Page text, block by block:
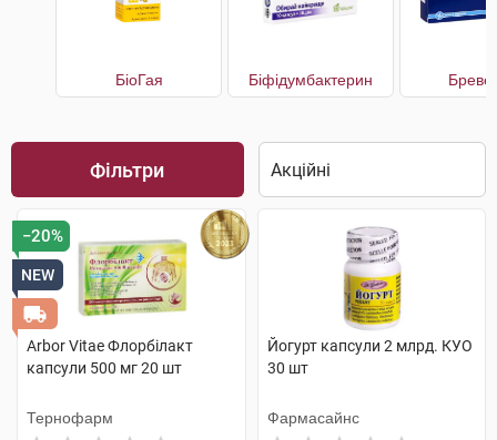
БіоГая Біфідумбактерин
Фільтри
−20%
NEW
Arbor Vitae Флорбілакт
капсули 500 мг 20 шт
Тернофарм
Йогурт капсули 2 млрд. КУО
30 шт
Фармасайнс